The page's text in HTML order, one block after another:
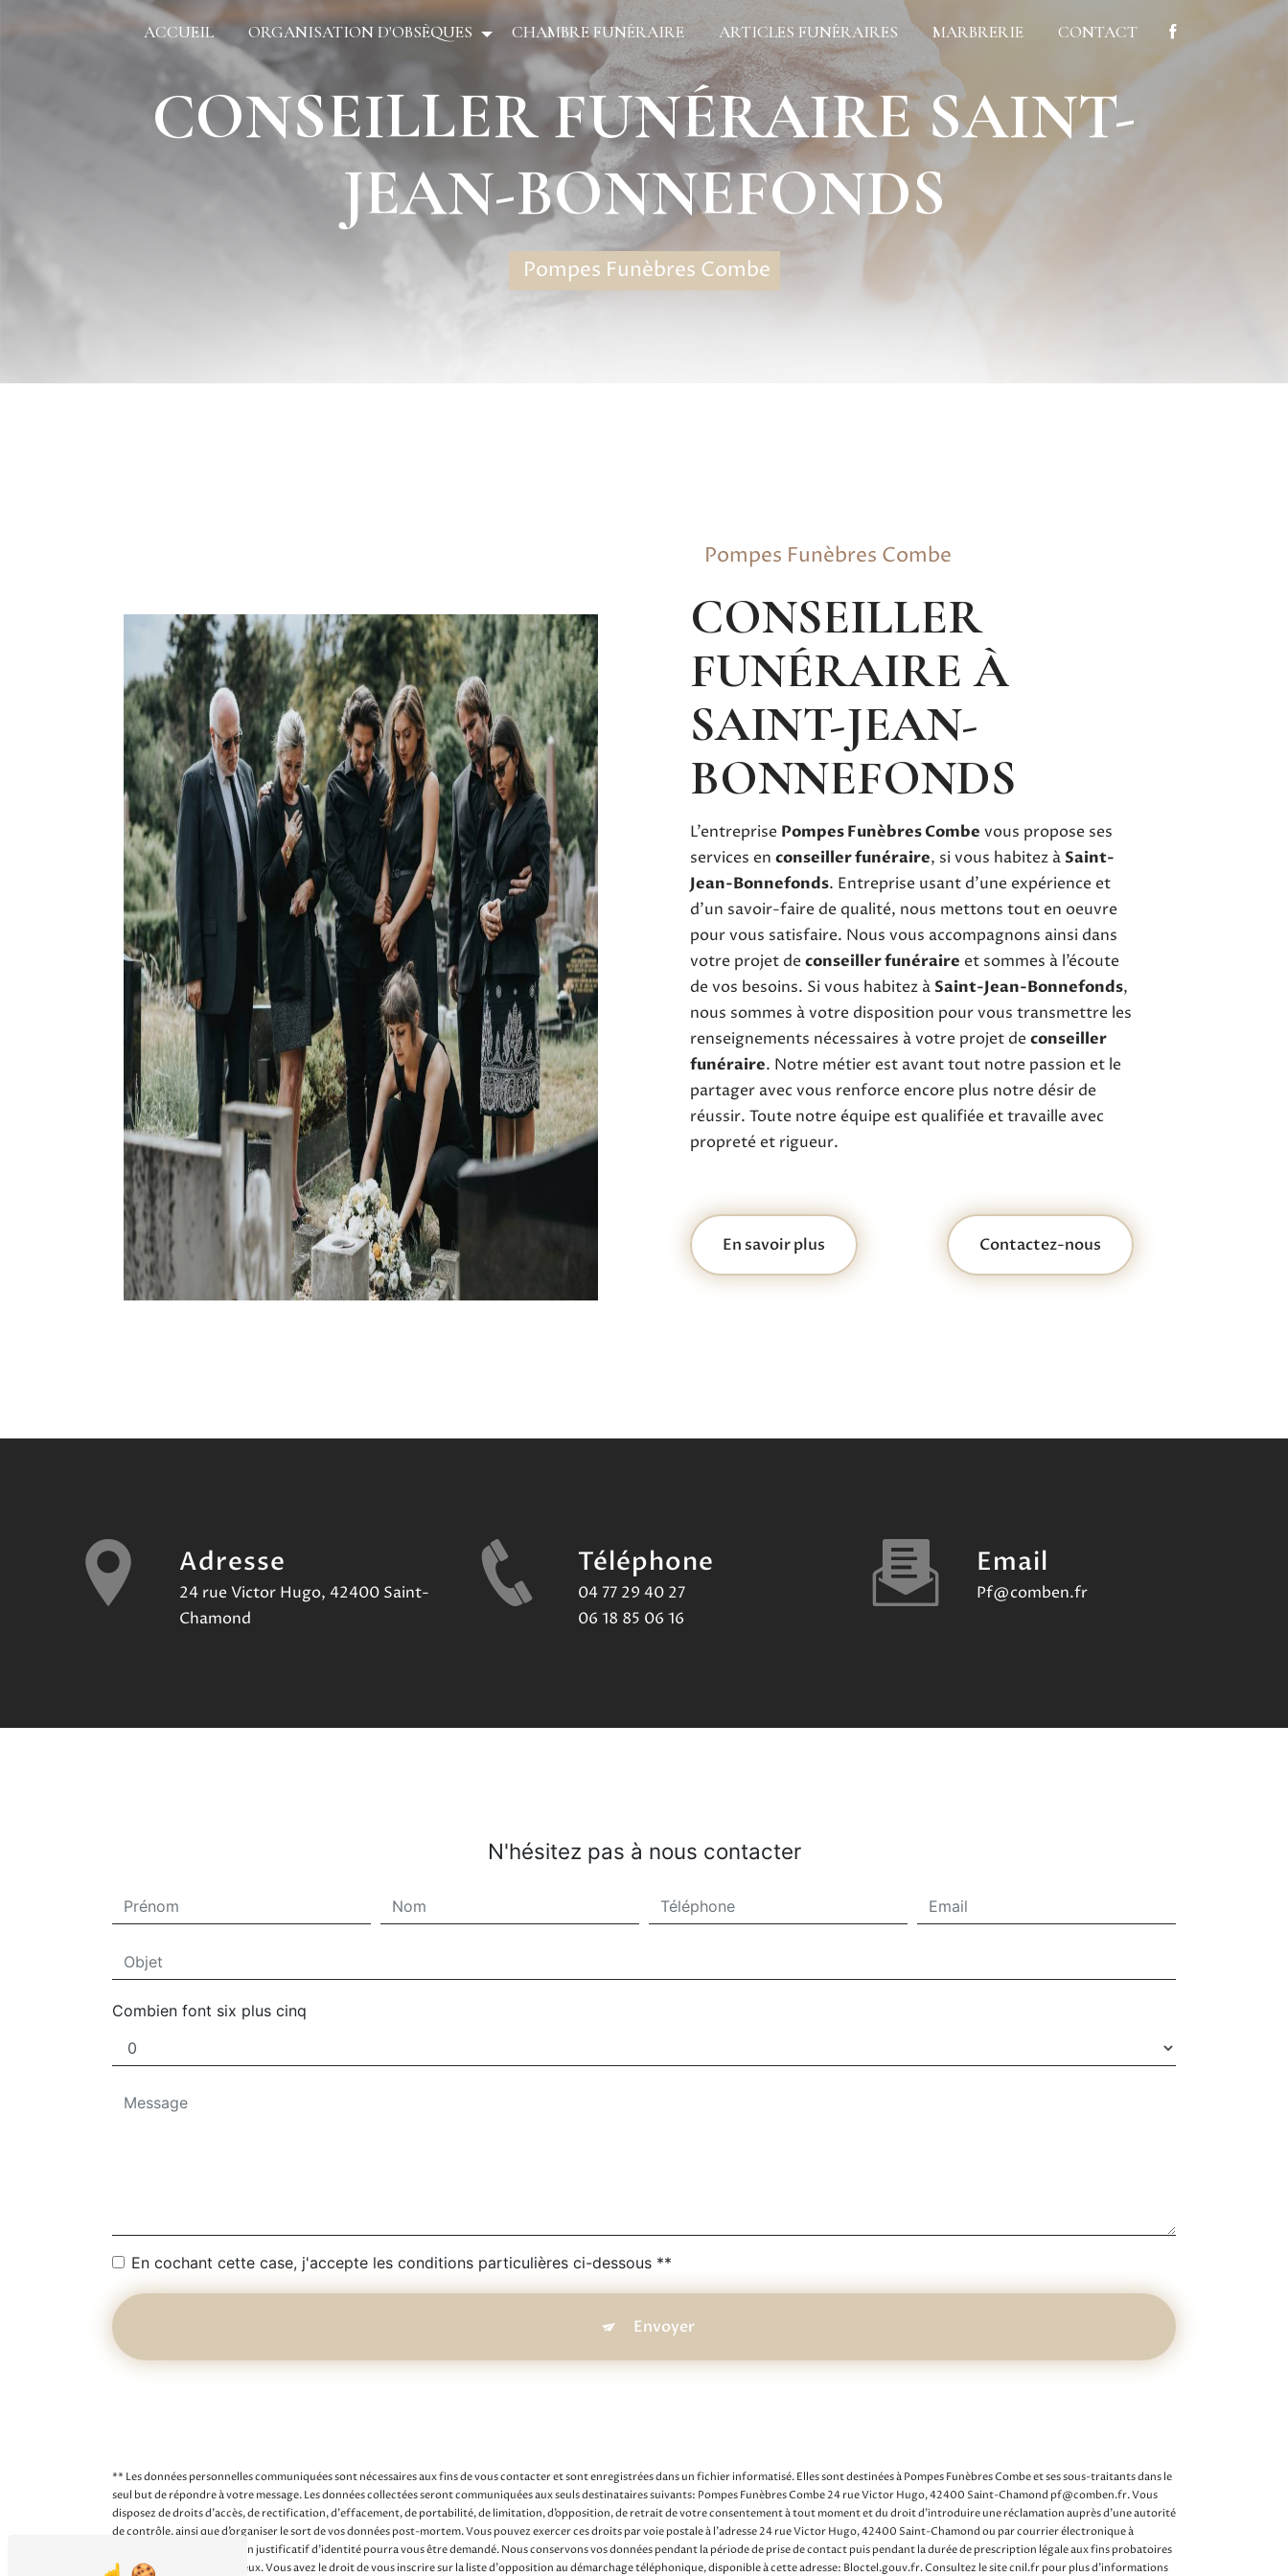
ACCUEIL ORGANISATION D'OBSÈQUES CHAMBRE FUNÉRAIRE ARTICLES FUNÉRAIRES MARBRERIE CONTACT
CONSEILLER FUNÉRAIRE SAINT-
JEAN-BONNEFONDS
Pompes Funèbres Combe
Pompes Funèbres Combe
CONSEILLER
FUNÉRAIRE À
SAINT-JEAN-
BONNEFONDS
L’entreprise Pompes Funèbres Combe vous propose ses
services en conseiller funéraire, si vous habitez àSaint-
Jean-Bonnefonds. Entreprise usant d’une expérience et
d’un savoir-faire de qualité, nous mettons tout en oeuvre
pour vous satisfaire. Nous vous accompagnons ainsi dans
votre projet deconseiller funéraire et sommes à l’écoute
de vos besoins. Si vous habitez àSaint-Jean-Bonnefonds,
nous sommes à votre disposition pour vous transmettre les
renseignements nécessaires à votre projet deconseiller
funéraire. Notre métier est avant tout notre passion et le
partager avec vous renforce encore plus notre désir de
réussir. Toute notre équipe est qualifiée et travaille avec
propreté et rigueur.
En savoir plus Contactez-nous
Adresse
24 rue Victor Hugo, 42400 Saint-
Chamond
Téléphone
04 77 29 40 27
06 18 85 06 16
Email
pf@comben.fr
N'hésitez pas à nous contacter
Combien font six plus cinq
En cochant cette case, j'accepte les conditions particulières ci-dessous **
Envoyer
** Les données personnelles communiquées sont nécessaires aux fins de vous contacter et sont enregistrées dans un fichier informatisé. Elles sont destinées à Pompes Funèbres Combe et ses sous-traitants dans le
seul but de répondre à votre message. Les données collectées seront communiquées aux seuls destinataires suivants: Pompes Funèbres Combe 24 rue Victor Hugo, 42400 Saint-Chamond pf@comben.fr. Vous
disposez de droits d’accès, de rectification, d’effacement, de portabilité, de limitation, d’opposition, de retrait de votre consentement à tout moment et du droit d’introduire une réclamation auprès d’une autorité
de contrôle, ainsi que d’organiser le sort de vos données post-mortem. Vous pouvez exercer ces droits par voie postale à l'adresse 24 rue Victor Hugo, 42400 Saint-Chamond ou par courrier électronique à
l'adresse pf@comben.fr. Un justificatif d'identité pourra vous être demandé. Nous conservons vos données pendant la période de prise de contact puis pendant la durée de prescription légale aux fins probatoires
et de gestion des contentieux. Vous avez le droit de vous inscrire sur la liste d'opposition au démarchage téléphonique, disponible à cette adresse:
Bloctel.gouv.fr. Consultez le site cnil.fr pour plus d’informations
Panneau de gestion des cookies